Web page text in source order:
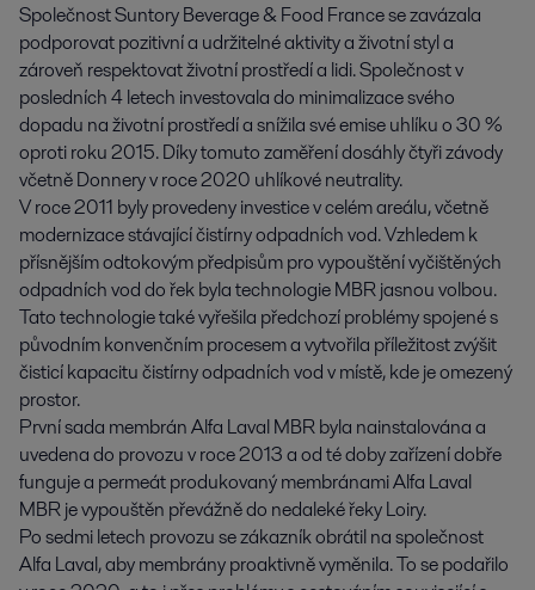
Společnost Suntory Beverage & Food France se zavázala
podporovat pozitivní a udržitelné aktivity a životní styl a
zároveň respektovat životní prostředí a lidi. Společnost v
posledních 4 letech investovala do minimalizace svého
dopadu na životní prostředí a snížila své emise uhlíku o 30 %
oproti roku 2015. Díky tomuto zaměření dosáhly čtyři závody
včetně Donnery v roce 2020 uhlíkové neutrality.
V roce 2011 byly provedeny investice v celém areálu, včetně
modernizace stávající čistírny odpadních vod. Vzhledem k
přísnějším odtokovým předpisům pro vypouštění vyčištěných
odpadních vod do řek byla technologie MBR jasnou volbou.
Tato technologie také vyřešila předchozí problémy spojené s
původním konvenčním procesem a vytvořila příležitost zvýšit
čisticí kapacitu čistírny odpadních vod v místě, kde je omezený
prostor.
První sada membrán Alfa Laval MBR byla nainstalována a
uvedena do provozu v roce 2013 a od té doby zařízení dobře
funguje a permeát produkovaný membránami Alfa Laval
MBR je vypouštěn převážně do nedaleké řeky Loiry.
Po sedmi letech provozu se zákazník obrátil na společnost
Alfa Laval, aby membrány proaktivně vyměnila. To se podařilo